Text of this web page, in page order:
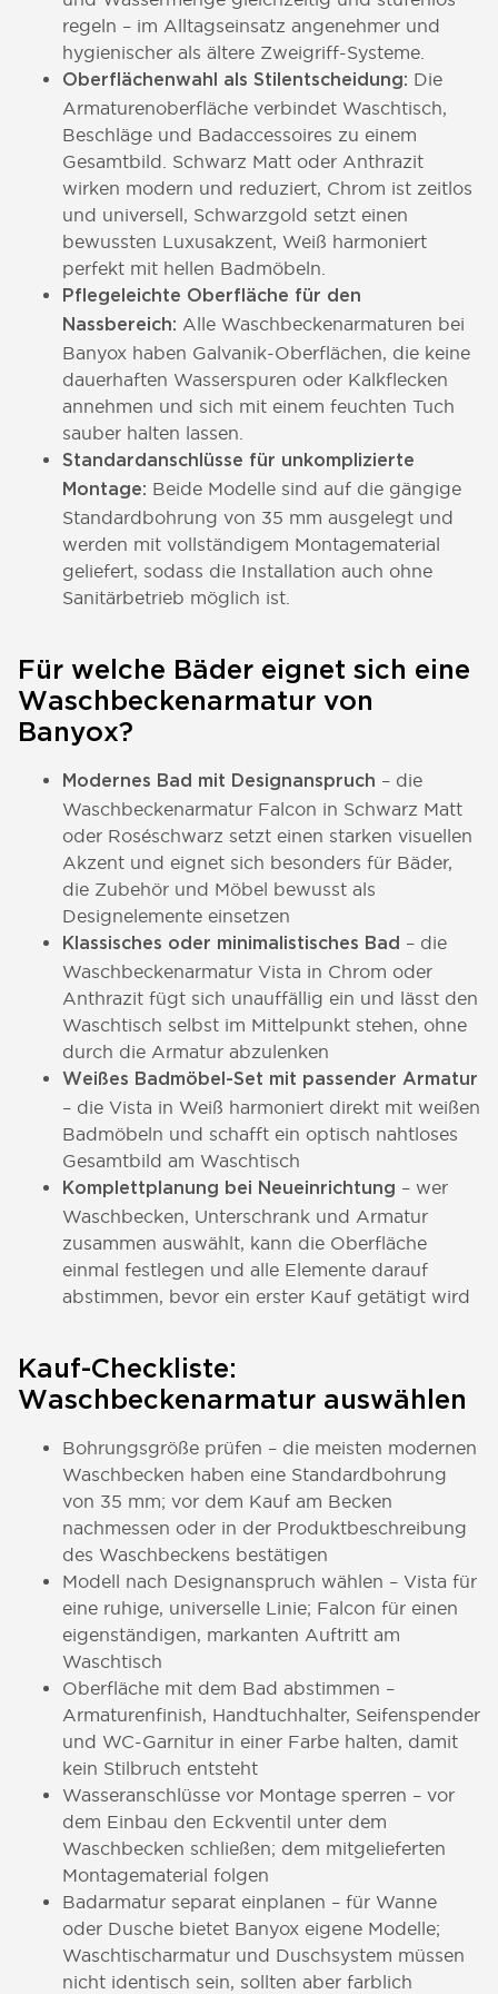
regeln – im Alltagseinsatz angenehmer und
hygienischer als ältere Zweigriff-Systeme.
Oberflächenwahl als Stilentscheidung: Die
Armaturenoberfläche verbindet Waschtisch,
Beschläge und Badaccessoires zu einem
Gesamtbild. Schwarz Matt oder Anthrazit
wirken modern und reduziert, Chrom ist zeitlos
und universell, Schwarzgold setzt einen
bewussten Luxusakzent, Weiß harmoniert
perfekt mit hellen Badmöbeln.
Pflegeleichte Oberfläche für den
Nassbereich: Alle Waschbeckenarmaturen bei
Banyox haben Galvanik-Oberflächen, die keine
dauerhaften Wasserspuren oder Kalkflecken
annehmen und sich mit einem feuchten Tuch
sauber halten lassen.
Standardanschlüsse für unkomplizierte
Montage: Beide Modelle sind auf die gängige
Standardbohrung von 35 mm ausgelegt und
werden mit vollständigem Montagematerial
geliefert, sodass die Installation auch ohne
Sanitärbetrieb möglich ist.
Für welche Bäder eignet sich eine
Waschbeckenarmatur von
Banyox?
Modernes Bad mit Designanspruch – die
Waschbeckenarmatur Falcon in Schwarz Matt
oder Roséschwarz setzt einen starken visuellen
Akzent und eignet sich besonders für Bäder,
die Zubehör und Möbel bewusst als
Designelemente einsetzen
Klassisches oder minimalistisches Bad – die
Waschbeckenarmatur Vista in Chrom oder
Anthrazit fügt sich unauffällig ein und lässt den
Waschtisch selbst im Mittelpunkt stehen, ohne
durch die Armatur abzulenken
Weißes Badmöbel-Set mit passender Armatur
– die Vista in Weiß harmoniert direkt mit weißen
Badmöbeln und schafft ein optisch nahtloses
Gesamtbild am Waschtisch
Komplettplanung bei Neueinrichtung – wer
Waschbecken, Unterschrank und Armatur
zusammen auswählt, kann die Oberfläche
einmal festlegen und alle Elemente darauf
abstimmen, bevor ein erster Kauf getätigt wird
Kauf-Checkliste:
Waschbeckenarmatur auswählen
Bohrungsgröße prüfen – die meisten modernen
Waschbecken haben eine Standardbohrung
von 35 mm; vor dem Kauf am Becken
nachmessen oder in der Produktbeschreibung
des Waschbeckens bestätigen
Modell nach Designanspruch wählen – Vista für
eine ruhige, universelle Linie; Falcon für einen
eigenständigen, markanten Auftritt am
Waschtisch
Oberfläche mit dem Bad abstimmen –
Armaturenfinish, Handtuchhalter, Seifenspender
und WC-Garnitur in einer Farbe halten, damit
kein Stilbruch entsteht
Wasseranschlüsse vor Montage sperren – vor
dem Einbau den Eckventil unter dem
Waschbecken schließen; dem mitgelieferten
Montagematerial folgen
Badarmatur separat einplanen – für Wanne
oder Dusche bietet Banyox eigene Modelle;
Waschtischarmatur und Duschsystem müssen
nicht identisch sein, sollten aber farblich